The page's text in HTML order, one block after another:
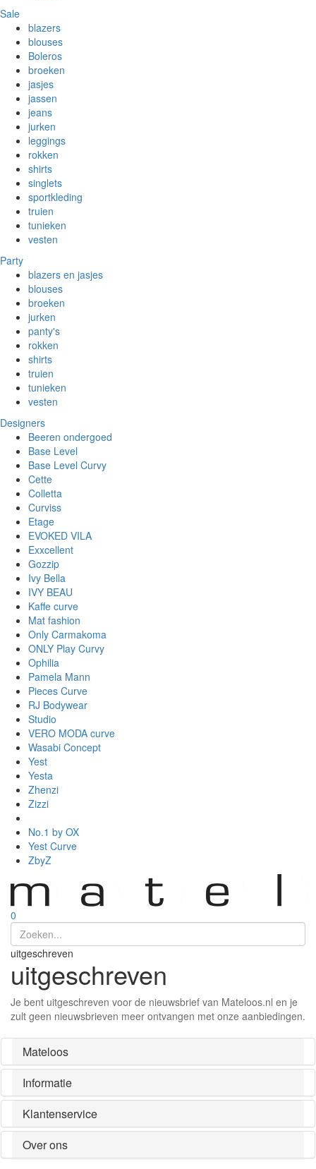
Sale
blazers
blouses
Boleros
broeken
jasjes
jassen
jeans
jurken
leggings
rokken
shirts
singlets
sportkleding
truien
tunieken
vesten
Party
blazers en jasjes
blouses
broeken
jurken
panty's
rokken
shirts
truien
tunieken
vesten
Designers
Beeren ondergoed
Base Level
Base Level Curvy
Cette
Colletta
Curviss
Etage
EVOKED VILA
Exxcellent
Gozzip
Ivy Bella
IVY BEAU
Kaffe curve
Mat fashion
Only Carmakoma
ONLY Play Curvy
Ophilia
Pamela Mann
Pieces Curve
RJ Bodywear
Studio
VERO MODA curve
Wasabi Concept
Yest
Yesta
Zhenzi
Zizzi
No.1 by OX
Yest Curve
ZbyZ
0
uitgeschreven
uitgeschreven
Je bent uitgeschreven voor de nieuwsbrief van Mateloos.nl en je
zult geen nieuwsbrieven meer ontvangen met onze aanbiedingen.
Mateloos
Informatie
Klantenservice
Over ons